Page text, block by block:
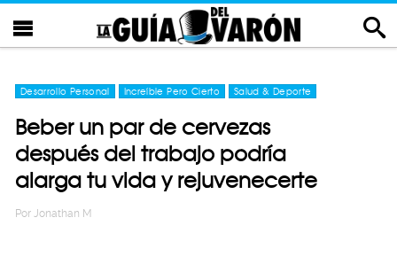
Desarrollo Personal Increíble Pero Cierto Salud & Deporte
Beber un par de cervezas
después del trabajo podría
alarga tu vida y rejuvenecerte
Por Jonathan M